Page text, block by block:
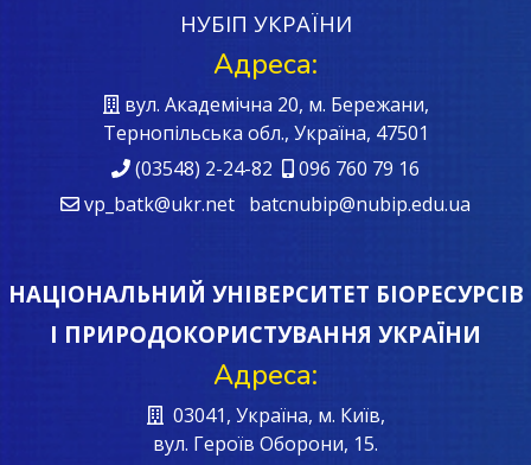
НУБІП УКРАЇНИ
Адреса:
вул. Академічна 20, м. Бережани,
Тернопільська обл., Україна, 47501
(03548) 2-24-82
096 760 79 16
vp_batk@ukr.net batcnubip@nubip.edu.ua
НАЦІОНАЛЬНИЙ УНІВЕРСИТЕТ БІОРЕСУРСІВ
І ПРИРОДОКОРИСТУВАННЯ УКРАЇНИ
Адреса:
03041, Україна, м. Київ,
вул. Героїв Oборони, 15.